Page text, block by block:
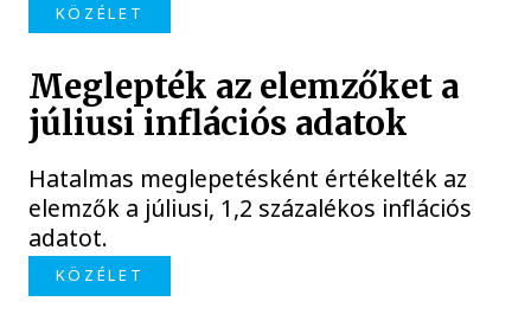
KÖZÉLET
Meglepték az elemzőket a
júliusi inflációs adatok
Hatalmas meglepetésként értékelték az
elemzők a júliusi, 1,2 százalékos inflációs
adatot.
KÖZÉLET